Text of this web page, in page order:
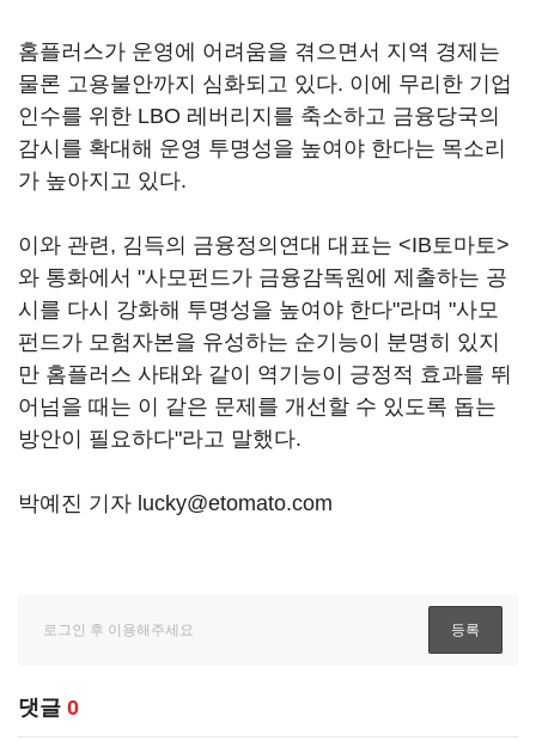
홈플러스가 운영에 어려움을 겪으면서 지역 경제는
물론 고용불안까지 심화되고 있다. 이에 무리한 기업
인수를 위한 LBO 레버리지를 축소하고 금융당국의
감시를 확대해 운영 투명성을 높여야 한다는 목소리
가 높아지고 있다.
이와 관련, 김득의 금융정의연대 대표는 <IB토마토>
와 통화에서 "사모펀드가 금융감독원에 제출하는 공
시를 다시 강화해 투명성을 높여야 한다"라며 "사모
펀드가 모험자본을 유성하는 순기능이 분명히 있지
만 홈플러스 사태와 같이 역기능이 긍정적 효과를 뛰
어넘을 때는 이 같은 문제를 개선할 수 있도록 돕는
방안이 필요하다"라고 말했다.
박예진 기자 lucky@etomato.com
댓글 0